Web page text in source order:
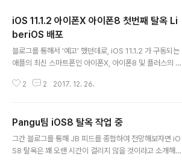
iOS 11.1.2 아이폰X 아이폰8 첫번째 탈옥 Li
beriOS 배포
블로그를 통해서 '예고' 했던데로, iOS 11.1.2 가 구동되는
애플의 최신 스마트폰인 아이폰X, 아이폰8 및 플러스의 일
처음으로 배포된 iOS 11 탈옥이다. Ian Beer의 프로젝트
개발자들을 위한 탈옥이 배포된데 이어 일반 유저들을 대
상으로 패키징 된 첫번째 탈옥툴이다. 그러나, 루트 권한을
획득할 수 있으며 SSH 접속을 지원하지만, iOS 11에 호환
2 2 2017. 12. 26.
Pangu팀 iOS8 탈옥 작업 중
그간 블로그를 통해 JB 피드를 종합하여 전망해보자면 iO
S8 탈옥은 꽤 오랜 시간이 걸리지 않을 것이라고 소개해왔